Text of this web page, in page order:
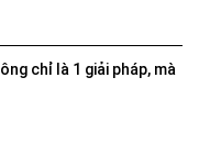
chỉ là 1 giải pháp, mà